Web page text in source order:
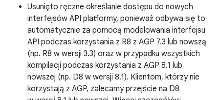
Usunięto ręczne określanie dostępu do nowych
interfejsów API platformy, ponieważ odbywa się to
automatycznie za pomocą modelowania interfejsu
API podczas korzystania z R8 z AGP 7.3 lub nowszą
(np. R8 w wersji 3.3) oraz w przypadku wszystkich
kompilacji podczas korzystania z AGP 8.1 lub
nowszej (np. D8 w wersji 8.1). Klientom, którzy nie
korzystają z AGP, zalecamy przejście na D8